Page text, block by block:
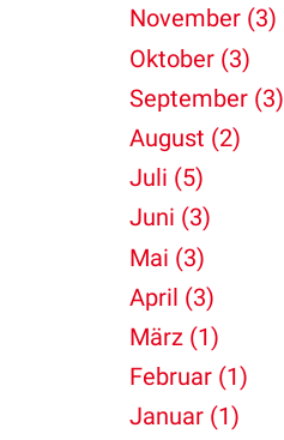
November (3)
Oktober (3)
September (3)
August (2)
Juli (5)
Juni (3)
Mai (3)
April (3)
März (1)
Februar (1)
Januar (1)